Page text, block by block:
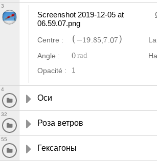
Screenshot 2019-12-05 at
06.59.07.png
Centre : −19 85 ,7 07
Angle :
0
Opacité :
1
3
Оси
4
Роза ветров
32
Гексагоны
55